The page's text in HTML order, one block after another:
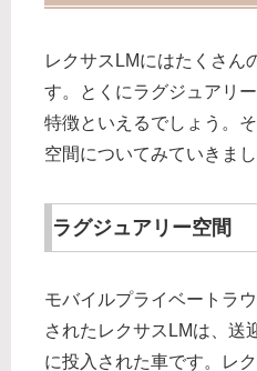
レクサスLMにはたくさん
す。とくにラグジュアリ
特徴といえるでしょう。
空間についてみていきまし
ラグジュアリー空間
モバイルプライベートラ
されたレクサスLMは、送
に投入された車です。レ